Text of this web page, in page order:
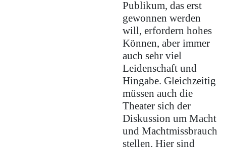
Publikum, das erst
gewonnen werden
will, erfordern hohes
Können, aber immer
auch sehr viel
Leidenschaft und
Hingabe. Gleichzeitig
müssen auch die
Theater sich der
Diskussion um Macht
und Machtmissbrauch
stellen. Hier sind